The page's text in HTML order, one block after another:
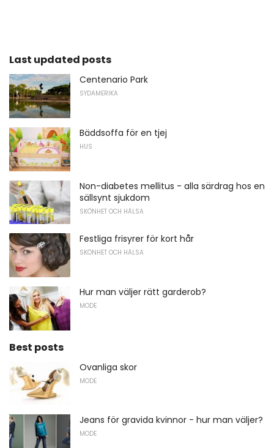
Last updated posts
Centenario Park
SYDAMERIKA
Bäddsoffa för en tjej
HUS
Non-diabetes mellitus - alla särdrag hos en
sällsynt sjukdom
SKÖNHET OCH HÄLSA
Festliga frisyrer för kort hår
SKÖNHET OCH HÄLSA
Hur man väljer rätt garderob?
MODE
Best posts
Ovanliga skor
MODE
Jeans för gravida kvinnor - hur man väljer?
MODE